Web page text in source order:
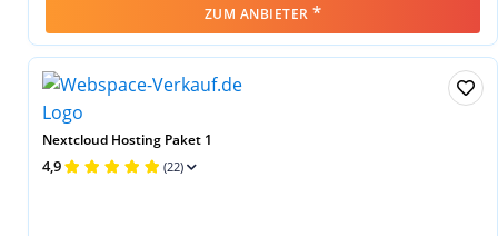
ZUM ANBIETER *
Nextcloud Hosting Paket 1
4,9 (22)